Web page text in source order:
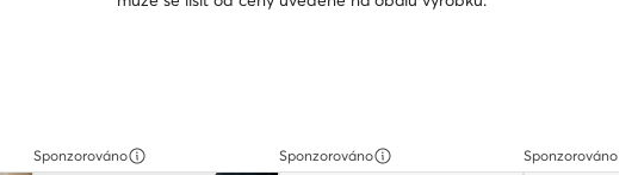
Sponzorováno Sponzorováno Sponzorováno